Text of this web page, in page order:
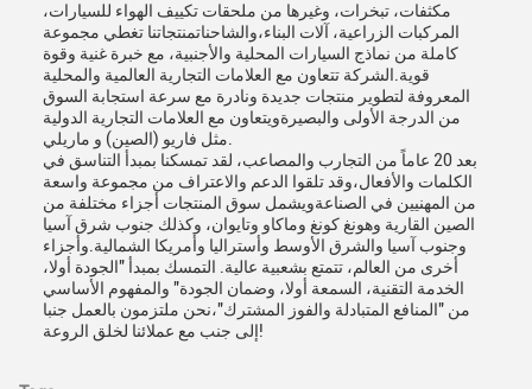
مكثفات، تبخرات، وغيرها من ملحقات تكييف الهواء للسيارات،
المركبات الزراعية، آلات البناء،والشاحناتمنتجاتنا تغطي مجموعة
كاملة من نماذج السيارات المحلية والأجنبية، مع خبرة غنية وقوة
قوية.الشركة تتعاون مع العلامات التجارية العالمية والمحلية
المعروفة لتطوير منتجات جديدة ونادرة مع سرعة استجابة السوق
من الدرجة الأولى والبصيرةويتعاون مع العلامات التجارية الدولية
بعد 20 عاماً من التجارب والمصاعب، لقد تمسكنا بمبدأ التناسق في
الكلمات والأفعال،وقد تلقوا الدعم والاعتراف من مجموعة واسعة
من المهنيين في الصناعةويشمل سوق المنتجات أجزاء مختلفة من
الصين القارية وهونغ كونغ وماكاو وتايوان، وكذلك جنوب شرق آسيا
وجنوب آسيا والشرق الأوسط وأستراليا وأمريكا الشمالية.وأجزاء
أخرى من العالم، تتمتع بشعبية عالية. التمسك بمبدأ "الجودة أولا،
الخدمة التقنية، السمعة أولا، وضمان الجودة" والمفهوم الأساسي
من "المنافع المتبادلة والفوز المشترك"،نحن ملتزمون بالعمل جنبا
إلى جنب مع عملائنا لخلق الروعة!